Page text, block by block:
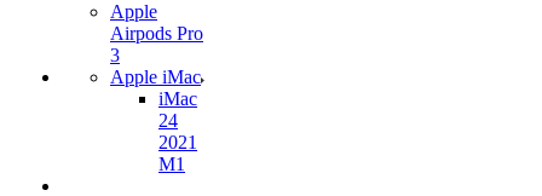
Apple
Airpods Pro
3
Apple iMac
iMac
24
2021
M1